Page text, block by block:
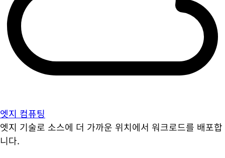
엣지 컴퓨팅
엣지 기술로 소스에 더 가까운 위치에서 워크로드를 배포합
니다.